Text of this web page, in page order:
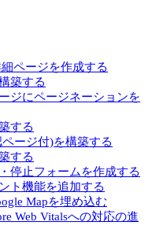
ページを作成する
築する
ジにページネーションを
する
ージ付)を構築する
する
停止フォームを作成する
ト機能を追加する
Mapを埋め込む
Web Vitalsへの対応の進